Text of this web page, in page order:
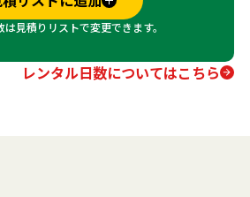
は見積りリストで変更できます。
レンタル日数についてはこちら